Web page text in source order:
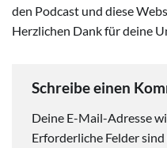
den Podcast und diese
Herzlichen Dank für deine
Schreibe einen
Deine E-Mail-Adresse
Erforderliche Felder